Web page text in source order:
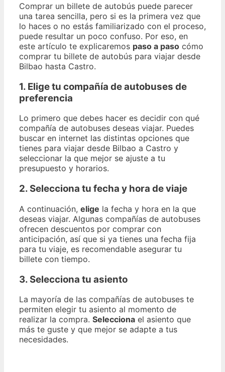
Comprar un billete de autobús puede parecer
una tarea sencilla, pero si es la primera vez que
lo haces o no estás familiarizado con el proceso,
puede resultar un poco confuso. Por eso, en
este artículo te explicaremos paso a paso cómo
comprar tu billete de autobús para viajar desde
Bilbao hasta Castro.
1. Elige tu compañía de autobuses de
preferencia
Lo primero que debes hacer es decidir con qué
compañía de autobuses deseas viajar. Puedes
buscar en internet las distintas opciones que
tienes para viajar desde Bilbao a Castro y
seleccionar la que mejor se ajuste a tu
presupuesto y horarios.
2. Selecciona tu fecha y hora de viaje
A continuación, elige la fecha y hora en la que
deseas viajar. Algunas compañías de autobuses
ofrecen descuentos por comprar con
anticipación, así que si ya tienes una fecha fija
para tu viaje, es recomendable asegurar tu
billete con tiempo.
3. Selecciona tu asiento
La mayoría de las compañías de autobuses te
permiten elegir tu asiento al momento de
realizar la compra. Selecciona el asiento que
más te guste y que mejor se adapte a tus
necesidades.